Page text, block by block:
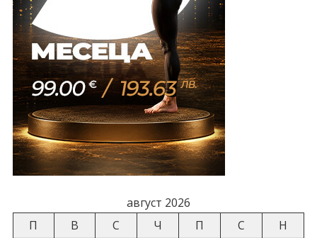
август 2026
П
В С Ч П С
Н